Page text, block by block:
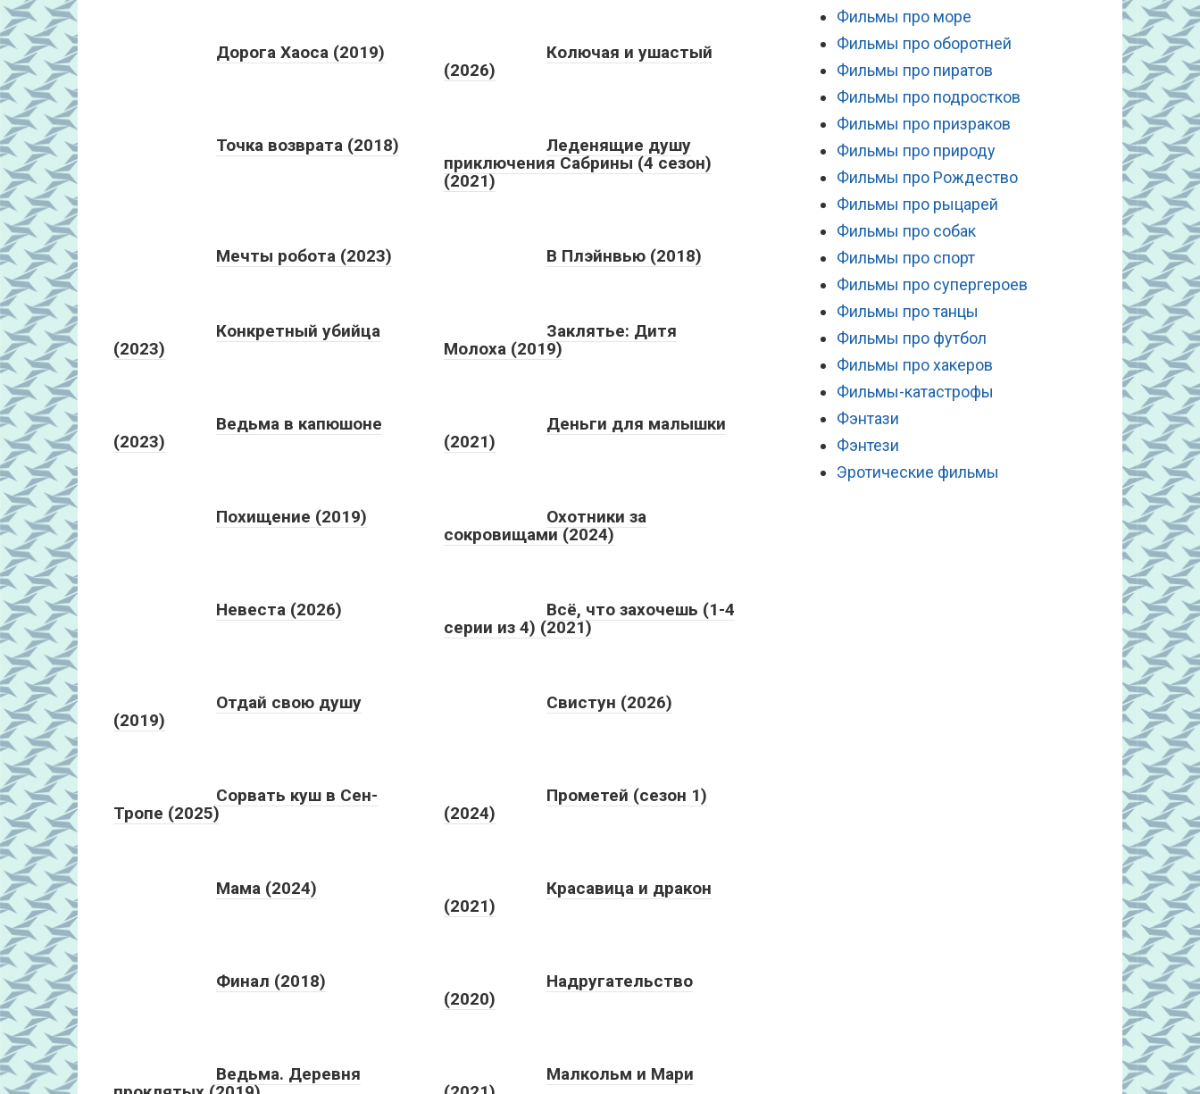
Дорога Хаоса (2019)
Колючая и ушастый
(2026)
Точка возврата (2018)
Леденящие душу
приключения Сабрины (4 сезон)
(2021)
Мечты робота (2023) В Плэйнвью (2018)
Конкретный убийца
(2023)
Заклятье: Дитя
Молоха (2019)
Ведьма в капюшоне
(2023)
Деньги для малышки
(2021)
Похищение (2019)
Охотники за
сокровищами (2024)
Невеста (2026)
Всё, что захочешь (1-4
серии из 4) (2021)
Отдай свою душу
(2019)
Свистун (2026)
Сорвать куш в Сен-
Тропе (2025)
Прометей (сезон 1)
(2024)
Мама (2024)
Красавица и дракон
(2021)
Финал (2018)
Надругательство
(2020)
Ведьма. Деревня
Малкольм и Мари
Фильмы про море
Фильмы про оборотней
Фильмы про пиратов
Фильмы про подростков
Фильмы про призраков
Фильмы про природу
Фильмы про Рождество
Фильмы про рыцарей
Фильмы про собак
Фильмы про спорт
Фильмы про супергероев
Фильмы про танцы
Фильмы про футбол
Фильмы про хакеров
Фильмы-катастрофы
Фэнтази
Фэнтези
Эротические фильмы